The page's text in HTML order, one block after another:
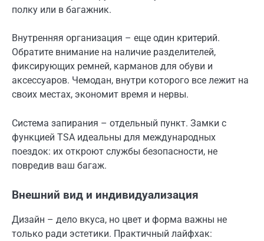
полку или в багажник.
Внутренняя организация – еще один критерий.
Обратите внимание на наличие разделителей,
фиксирующих ремней, карманов для обуви и
аксессуаров. Чемодан, внутри которого все лежит на
своих местах, экономит время и нервы.
Система запирания – отдельный пункт. Замки с
функцией TSA идеальны для международных
поездок: их откроют службы безопасности, не
повредив ваш багаж.
Внешний вид и индивидуализация
Дизайн – дело вкуса, но цвет и форма важны не
только ради эстетики. Практичный лайфхак: